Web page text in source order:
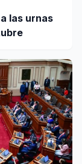
las urnas